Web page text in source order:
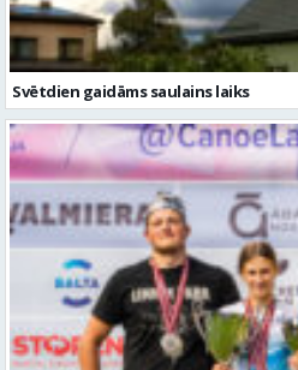
Svētdien gaidāms saulains laiks